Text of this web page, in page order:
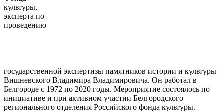
культуры,
эксперта по
проведению
государственной экспертизы памятников истории и культуры
Вишневского Владимира Владимировича. Он работал в
Белгороде с 1972 по 2020 годы. Мероприятие состоялось по
инициативе и при активном участии Белгородского
регионального отделения Российского фонда культуры.